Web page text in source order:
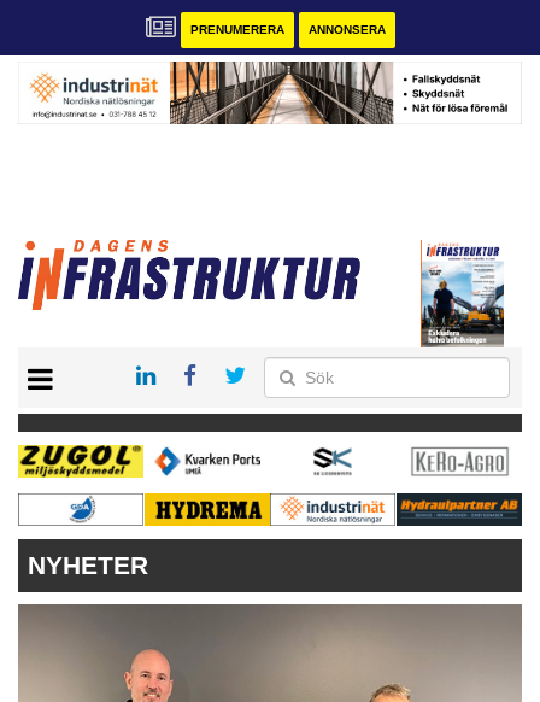
PRENUMERERA ANNONSERA
KONTAKT
VÅRA ANDRA MAGASIN
PRENUMERERA
ANNONSERA
NYHETER